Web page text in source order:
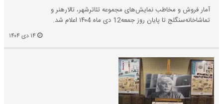
آمار فروش و مخاطب نمایش‌های‌ مجموعه تئاترشهر، تالار‌هنر و
تماشاخانه‌سنگلج تا پایان روز جمعه12 دی ماه ۱۴۰4 اعلام شد.